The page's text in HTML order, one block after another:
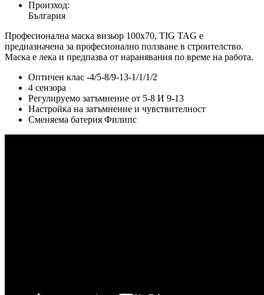
Произход:
България
Професионална маска визьор 100х70, TIG TAG е
предназначена за професионално ползване в строителство.
Маска е лека и предпазва от наранявания по време на работа.
Оптичен клас -4/5-8/9-13-1/1/1/2
4 сензора
Регулируемо затъмнение от 5-8 И 9-13
Настройка на затъмнение и чувствителност
Сменяема батерия Филипс